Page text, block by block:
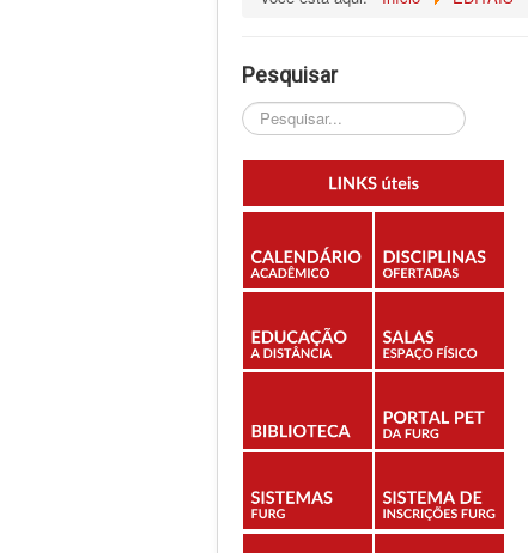
Pesquisar
Pesquisar...